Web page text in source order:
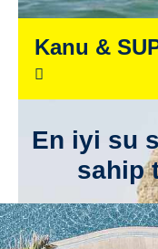
Kanu &
En iyi su
sahip